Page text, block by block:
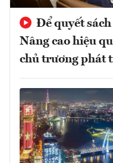
Để quyết
Nâng cao hiệu
chủ trương phát